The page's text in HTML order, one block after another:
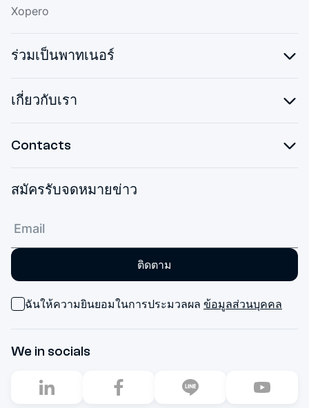
Xopero
ร่วมเป็นพาทเนอร์
เกี่ยวกับเรา
Contacts
สมัครรับจดหมายข่าว
ติดตาม
ฉันให้ความยินยอมในการประมวลผล ข้อมูลส่วนบุคคล
We in socials